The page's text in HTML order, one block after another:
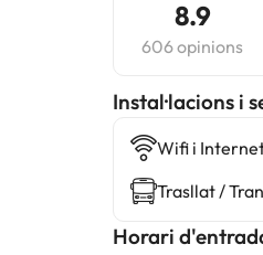
8.9
606 opinions
Instal·lacions i
Wifi i
Trasllat /
Horari